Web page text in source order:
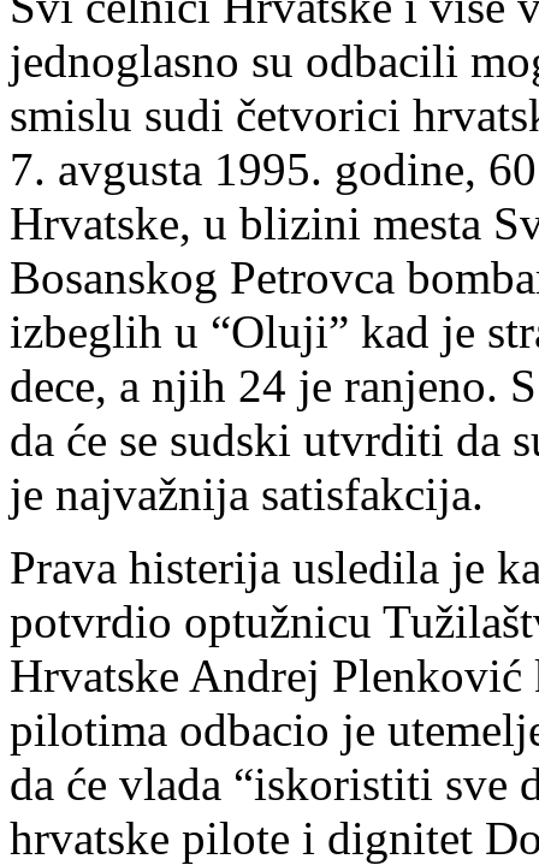
jednoglasno su odbacili
smislu sudi četvorici
7. avgusta 1995. godine,
Hrvatske, u blizini mesta
Bosanskog Petrovca
izbeglih u “Oluji” kad je
dece, a njih 24 je ranjeno.
da će se sudski utvrditi da
je najvažnija satisfakcija.
Prava histerija usledila je
potvrdio optužnicu
Hrvatske Andrej Plenković
pilotima odbacio je
da će vlada “iskoristiti sve
hrvatske pilote i dignitet